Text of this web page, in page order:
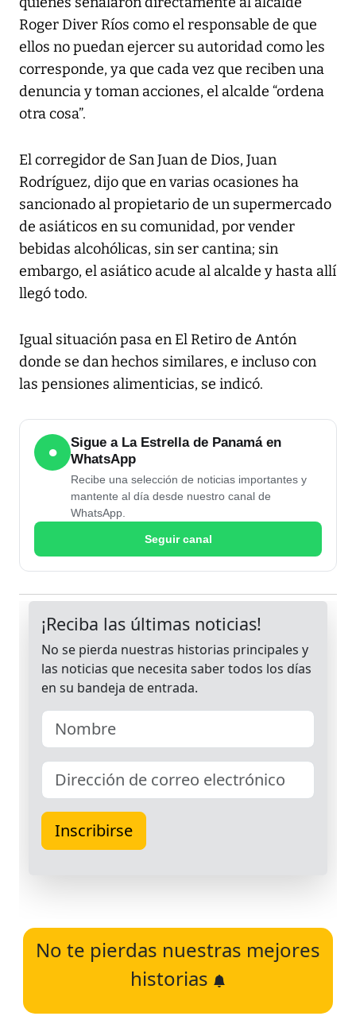
Roger Diver Ríos como el responsable de que
ellos no puedan ejercer su autoridad como les
corresponde, ya que cada vez que reciben una
denuncia y toman acciones, el alcalde “ordena
otra cosa”.
El corregidor de San Juan de Dios, Juan
Rodríguez, dijo que en varias ocasiones ha
sancionado al propietario de un supermercado
de asiáticos en su comunidad, por vender
bebidas alcohólicas, sin ser cantina; sin
embargo, el asiático acude al alcalde y hasta allí
llegó todo.
Igual situación pasa en El Retiro de Antón
donde se dan hechos similares, e incluso con
las pensiones alimenticias, se indicó.
●
Sigue a La Estrella de Panamá en
WhatsApp
Recibe una selección de noticias importantes y
mantente al día desde nuestro canal de
WhatsApp.
Seguir canal
No te pierdas nuestras mejores
historias